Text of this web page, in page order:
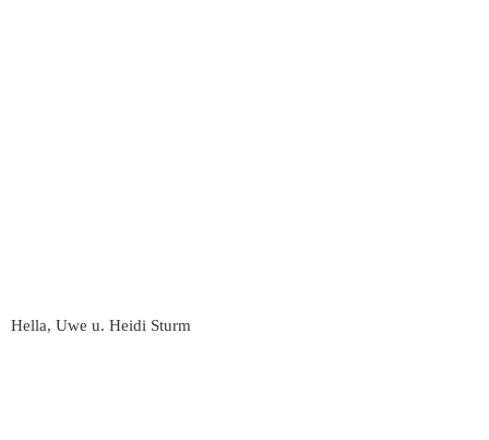
Hella, Uwe u. Heidi Sturm